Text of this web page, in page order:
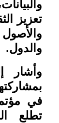
تعزيز
والدول.
وأشار
في
تطلع